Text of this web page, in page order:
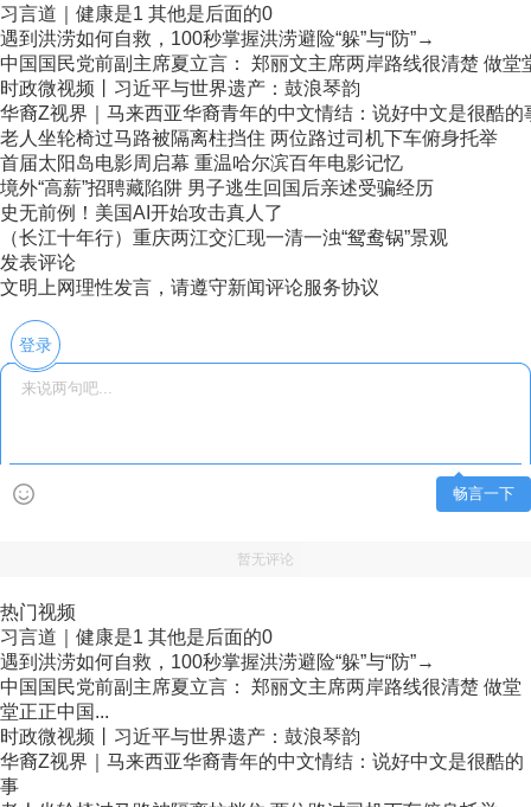
习言道｜健康是1 其他是后面的0
遇到洪涝如何自救，100秒掌握洪涝避险“躲”与“防”→
中国国民党前副主席夏立言： 郑丽文主席两岸路线很清楚 做堂
时政微视频丨习近平与世界遗产：鼓浪琴韵
华裔Z视界｜马来西亚华裔青年的中文情结：说好中文是很酷的
老人坐轮椅过马路被隔离柱挡住 两位路过司机下车俯身托举
首届太阳岛电影周启幕 重温哈尔滨百年电影记忆
境外“高薪”招聘藏陷阱 男子逃生回国后亲述受骗经历
史无前例！美国AI开始攻击真人了
（长江十年行）重庆两江交汇现一清一浊“鸳鸯锅”景观
发表评论
文明上网理性发言，请遵守新闻评论服务协议
登录
畅言一下
暂无评论
热门视频
习言道｜健康是1 其他是后面的0
遇到洪涝如何自救，100秒掌握洪涝避险“躲”与“防”→
中国国民党前副主席夏立言： 郑丽文主席两岸路线很清楚 做堂
堂正正中国...
时政微视频丨习近平与世界遗产：鼓浪琴韵
华裔Z视界｜马来西亚华裔青年的中文情结：说好中文是很酷的
事